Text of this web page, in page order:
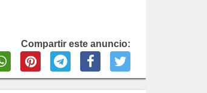
Compartir este anuncio: